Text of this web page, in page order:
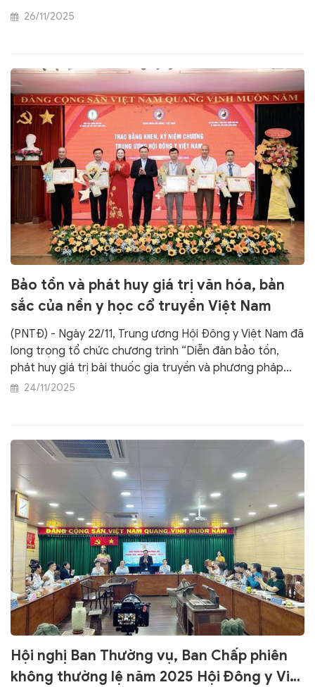
26/11/2025
Bảo tồn và phát huy giá trị văn hóa, bản
sắc của nền y học cổ truyền Việt Nam
(PNTĐ) - Ngày 22/11, Trung ương Hội Đông y Việt Nam đã
long trọng tổ chức chương trình “Diễn đàn bảo tồn,
phát huy giá trị bài thuốc gia truyền và phương pháp
chữa bệnh độc đáo bằng y học cổ truyền phục vụ sự
24/11/2025
Hội nghị Ban Thường vụ, Ban Chấp phiên
không thường lệ năm 2025 Hội Đông y Việt